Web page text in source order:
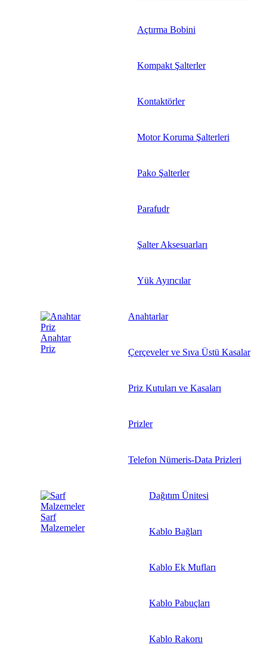
Açtırma Bobini
Kompakt Şalterler
Kontaktörler
Motor Koruma Şalterleri
Pako Şalterler
Parafudr
Şalter Aksesuarları
Yük Ayırıcılar
Anahtar
Priz
Anahtarlar
Çerçeveler ve Sıva Üstü Kasalar
Priz Kutuları ve Kasaları
Prizler
Telefon Nümeris-Data Prizleri
Sarf
Malzemeler
Dağıtım Ünitesi
Kablo Bağları
Kablo Ek Mufları
Kablo Pabuçları
Kablo Rakoru